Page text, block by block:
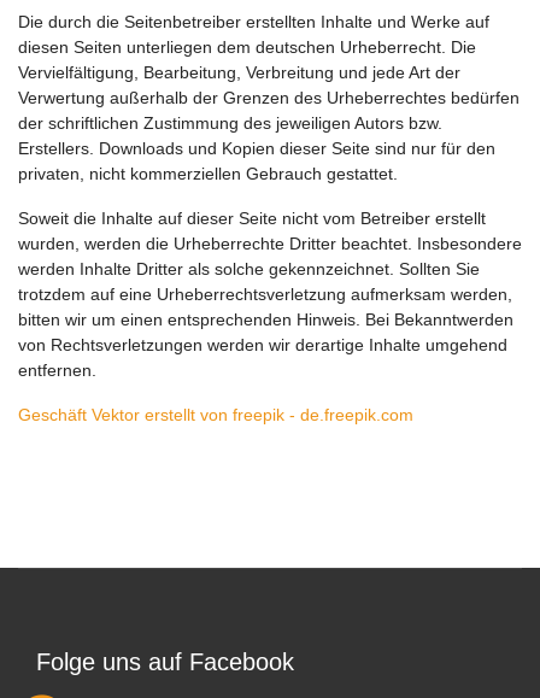
Die durch die Seitenbetreiber erstellten Inhalte und Werke auf
diesen Seiten unterliegen dem deutschen Urheberrecht. Die
Vervielfältigung, Bearbeitung, Verbreitung und jede Art der
Verwertung außerhalb der Grenzen des Urheberrechtes bedürfen
der schriftlichen Zustimmung des jeweiligen Autors bzw.
Erstellers. Downloads und Kopien dieser Seite sind nur für den
privaten, nicht kommerziellen Gebrauch gestattet.
Soweit die Inhalte auf dieser Seite nicht vom Betreiber erstellt
wurden, werden die Urheberrechte Dritter beachtet. Insbesondere
werden Inhalte Dritter als solche gekennzeichnet. Sollten Sie
trotzdem auf eine Urheberrechtsverletzung aufmerksam werden,
bitten wir um einen entsprechenden Hinweis. Bei Bekanntwerden
von Rechtsverletzungen werden wir derartige Inhalte umgehend
entfernen.
Geschäft Vektor erstellt von freepik - de.freepik.com
Folge uns auf Facebook